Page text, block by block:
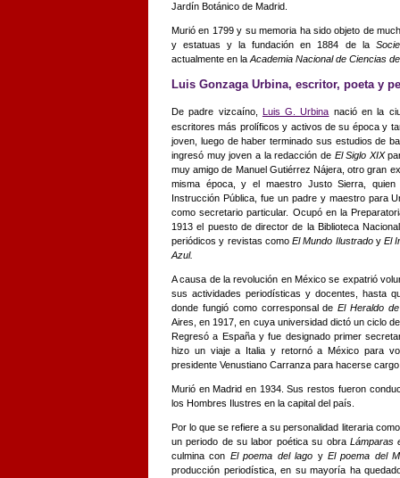
Jardín Botánico de Madrid.
Murió en 1799 y su memoria ha sido objeto de
y estatuas y la fundación en 1884 de la
actualmente en la Academia Nacional de Ciencias
Luis Gonzaga Urbina, escritor, poeta y
De padre vizcaíno, Luis G. Urbina nació en la
escritores más prolíficos y activos de su época y
joven, luego de haber terminado sus estudios de
ingresó muy joven a la redacción de El Siglo XIX
muy amigo de Manuel Gutiérrez Nájera, otro gran
misma época, y el maestro Justo Sierra,
Instrucción Pública, fue un padre y maestro para
como secretario particular. Ocupó en la
1913 el puesto de director de la Biblioteca
periódicos y revistas como El Mundo Ilustradoy El
Azul.
A causa de la revolución en México se expatrió
sus actividades periodísticas y docentes, hasta
donde fungió como corresponsal deEl Heraldo
Aires, en 1917, en cuya universidad dictó un ciclo
Regresó a España y fue designado primer
hizo un viaje a Italia y retornó a México para
presidente Venustiano Carranza para hacerse
Murió en Madrid en 1934. Sus restos fueron
los Hombres Ilustres en la capital del país.
Por lo que se refiere a su personalidad literaria
un periodo de su labor poética su obra Lámparas
culmina con El poema del lago y El poema del
producción periodística, en su mayoría ha